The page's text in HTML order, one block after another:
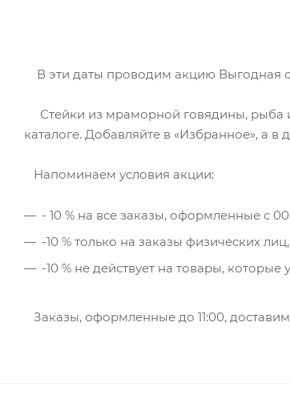
В эти даты проводим акцию Выгодная
Стейки из мраморной говядины, рыба
каталоге. Добавляйте в «Избранное», а
Напоминаем условия акции:
- 10 % на все заказы, оформленные с
-10 % только на заказы физических лиц,
-10 % не действует на товары, которые
Заказы, оформленные до 11:00,